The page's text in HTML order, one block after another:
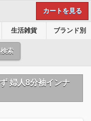
カートを見る
生活雑貨 ブランド別
索
婦人8分袖インナ